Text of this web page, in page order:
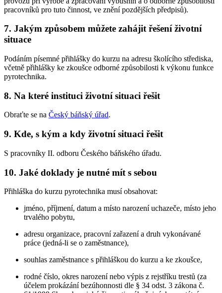
pracovníků pro tuto činnost, ve znění pozdějších předpisů).
7. Jakým způsobem můžete zahájit řešení životní
situace
Podáním písemné přihlášky do kurzu na adresu školícího střediska,
včetně přihlášky ke zkoušce odborné způsobilosti k výkonu funkce
pyrotechnika.
8. Na které instituci životní situaci řešit
Obraťte se na Český báňský úřad.
9. Kde, s kým a kdy životní situaci řešit
S pracovníky II. odboru Českého báňského úřadu.
10. Jaké doklady je nutné mít s sebou
Přihláška do kurzu pyrotechnika musí obsahovat:
jméno, příjmení, datum a místo narození uchazeče, místo jeho
trvalého pobytu,
adresu organizace, pracovní zařazení a druh vykonávané
práce (jedná-li se o zaměstnance),
souhlas zaměstnance s přihláškou do kurzu a ke zkoušce,
rodné číslo, okres narození nebo výpis z rejstříku trestů (za
účelem prokázání bezúhonnosti dle § 34 odst. 3 zákona č.